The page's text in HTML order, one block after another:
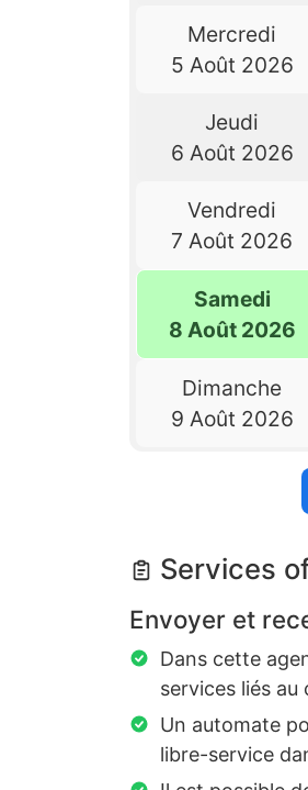
Mercredi
5 Août 2026
Jeudi
6 Août 2026
Vendredi
7 Août 2026
Samedi
8 Août 2026
Dimanche
9 Août 2026
Services
Envoyer et
Dans cette
services liés
Un automate
libre-service